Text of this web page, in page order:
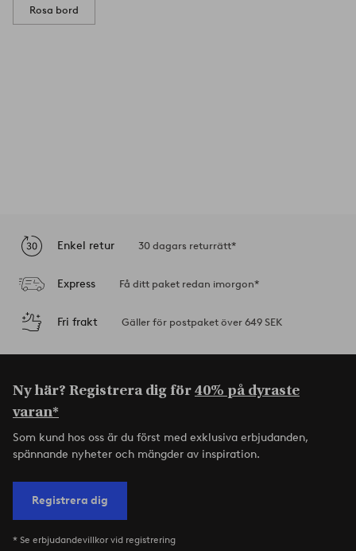
Rosa bord
Enkel retur 30 dagars returrätt*
Express Få ditt paket redan imorgon*
Fri frakt Gäller för postpaket över 649 SEK
Ny här? Registrera dig för40% på dyraste
varan*
Som kund hos oss är du först med exklusiva erbjudanden,
spännande nyheter och mängder av inspiration.
Registrera dig
* Se erbjudandevillkor vid registrering